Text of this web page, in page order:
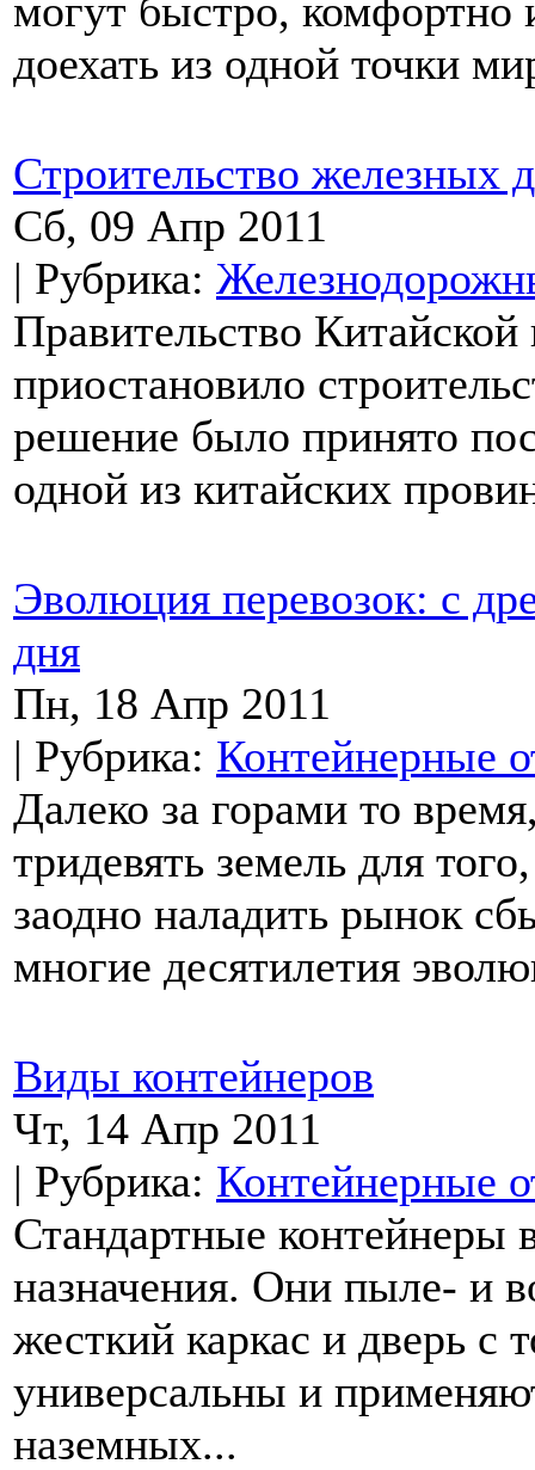
могут быстро, комфортно
доехать из одной точки
Строительство железных
Сб, 09 Апр 2011
| Рубрика:
Правительство
приостановило
решение было принято
одной из китайских
Эволюция перевозок: с
дня
Пн, 18 Апр 2011
| Рубрика: Контейнерные
Далеко за горами то
тридевять земель для
заодно наладить рынок
многие десятилетия
Виды контейнеров
Чт, 14 Апр 2011
| Рубрика: Контейнерные
Стандартные
назначения. Они пыле- и
жесткий каркас и дверь с
универсальны и
наземных...